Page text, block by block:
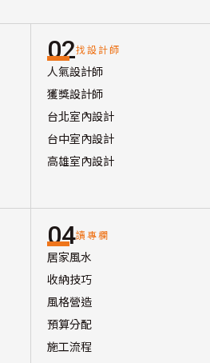
02找設計師
人氣設計師
獲獎設計師
台北室內設計
台中室內設計
高雄室內設計
04讀專欄
居家風水
收納技巧
風格營造
預算分配
施工流程